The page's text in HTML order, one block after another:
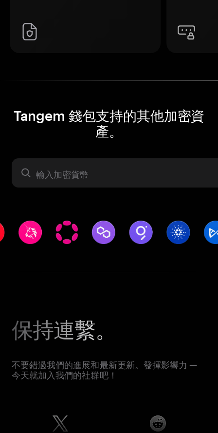
Tangem 錢包支持的其他加密資
產。
資產
保持連繫。
不要錯過我們的進展和最新更新。發揮影響力 —
今天就加入我們的社群吧！